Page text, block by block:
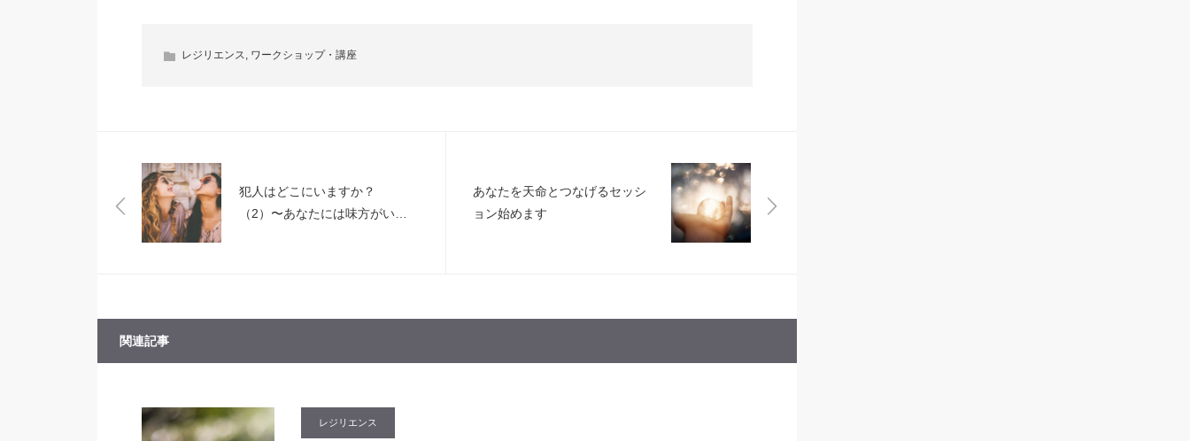
レジリエンス ワークショップ・講座
犯人はどこにいますか？
（2）〜あなたには味方がいま
あなたを天命とつなげるセッシ
ョン始めます
関連記事
レジリエンス